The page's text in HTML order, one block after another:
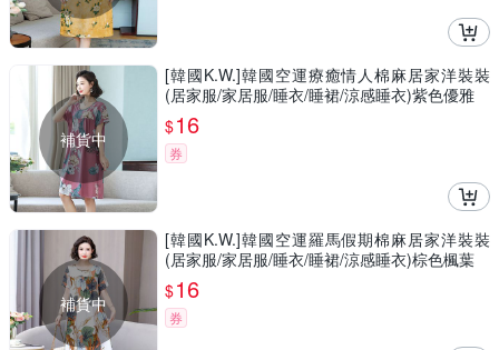
補貨中
[韓國K.W.]韓國空運療癒情人棉麻居家洋裝裝
(居家服/家居服/睡衣/睡裙/涼感睡衣)紫色優雅
$16
券
補貨中
[韓國K.W.]韓國空運羅馬假期棉麻居家洋裝裝
(居家服/家居服/睡衣/睡裙/涼感睡衣)棕色楓葉
$16
券